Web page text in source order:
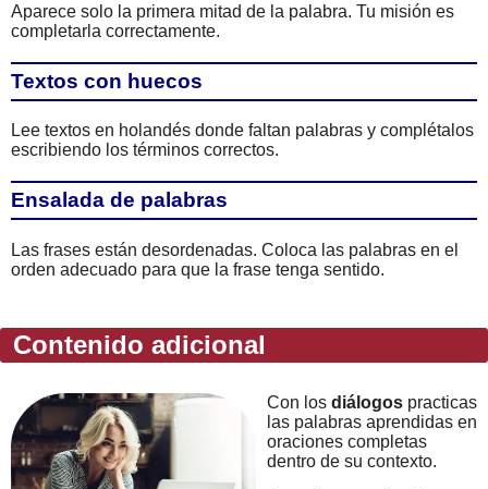
Aparece solo la primera mitad de la palabra. Tu misión es
completarla correctamente.
Textos con huecos
Lee textos en holandés donde faltan palabras y complétalos
escribiendo los términos correctos.
Ensalada de palabras
Las frases están desordenadas. Coloca las palabras en el
orden adecuado para que la frase tenga sentido.
Contenido adicional
Con los diálogos practicas
las palabras aprendidas en
oraciones completas
dentro de su contexto.